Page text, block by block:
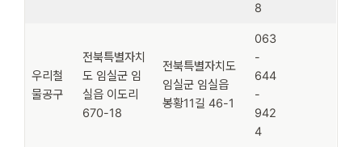
8
우리철
물공구
전북특별자치
도 임실군 임
실읍 이도리
670-18
전북특별자치도
임실군 임실읍
봉황11길 46-1
063
-
644
-
942
4